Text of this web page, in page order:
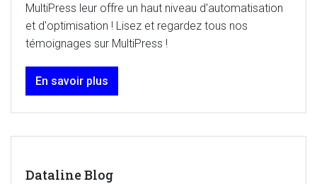
MultiPress leur offre un haut niveau d'automatisation
et d'optimisation ! Lisez et regardez tous nos
témoignages sur MultiPress !
En savoir plus
Dataline Blog